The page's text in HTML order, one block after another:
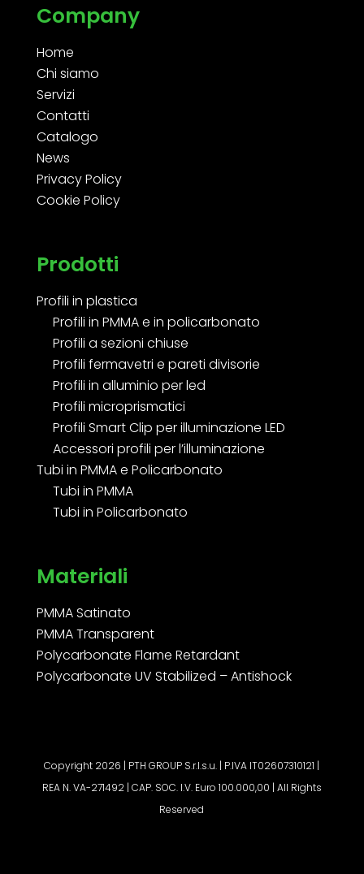
Company
Home
Chi siamo
Servizi
Contatti
Catalogo
News
Privacy Policy
Cookie Policy
Prodotti
Profili in plastica
Profili in PMMA e in policarbonato
Profili a sezioni chiuse
Profili fermavetri e pareti divisorie
Profili in alluminio per led
Profili microprismatici
Profili Smart Clip per illuminazione LED
Accessori profili per l’illuminazione
Tubi in PMMA e Policarbonato
Tubi in PMMA
Tubi in Policarbonato
Materiali
PMMA Satinato
PMMA Transparent
Polycarbonate Flame Retardant
Polycarbonate UV Stabilized – Antishock
Copyright 2026 | PTH GROUP S.r.l.s.u. | P.IVA IT02607310121 |
REA N. VA-271492 | CAP. SOC. I.V. Euro 100.000,00 | All Rights
Reserved